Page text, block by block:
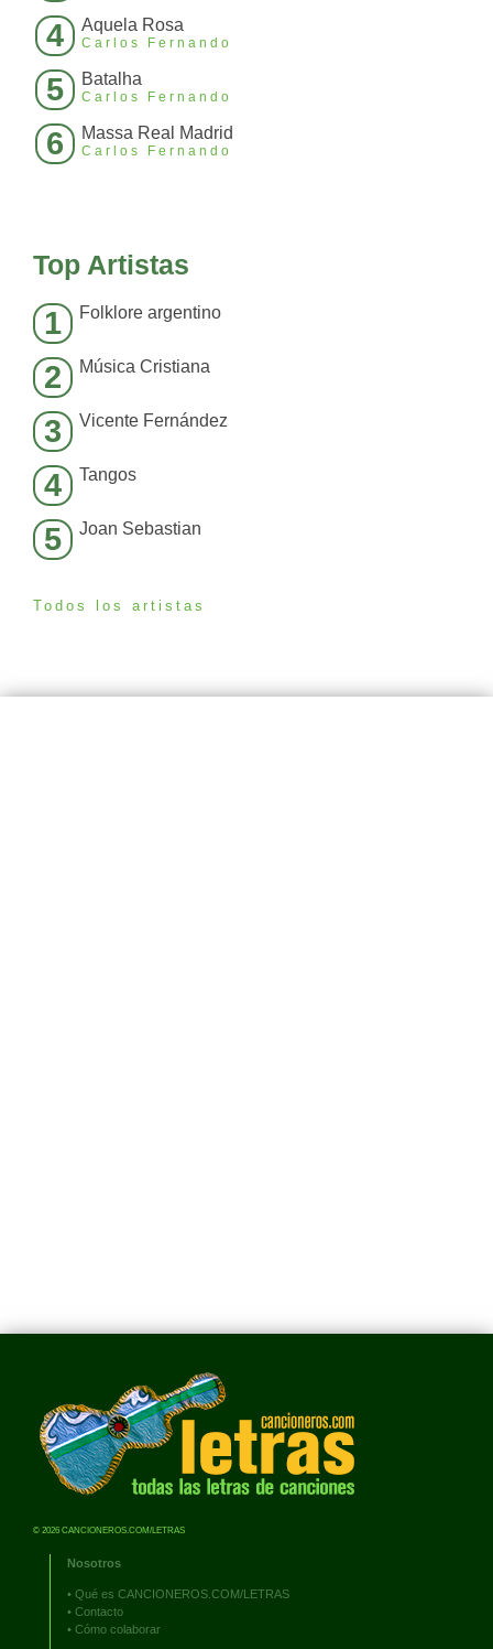
4 Aquela Rosa
Carlos Fernando
5 Batalha
Carlos Fernando
6 Massa Real Madrid
Carlos Fernando
Top Artistas
1 Folklore argentino
2 Música Cristiana
3 Vicente Fernández
4 Tangos
5 Joan Sebastian
Todos los artistas
© 2026 CANCIONEROS.COM/LETRAS
Nosotros
• Qué es CANCIONEROS.COM/LETRAS
• Contacto
• Cómo colaborar